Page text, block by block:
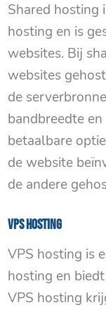
Shared hosting
hosting en is
websites. Bij
websites
de
bandbreedte
betaalbare
de website
de andere
VPS hosting
VPS hosting is
hosting en
VPS hosting